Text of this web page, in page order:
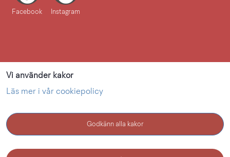
Vi använder kakor
Läs mer i vår cookiepolicy
Godkänn alla kakor
Facebook Instagram